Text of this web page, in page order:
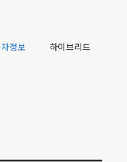
정보 하이브리드